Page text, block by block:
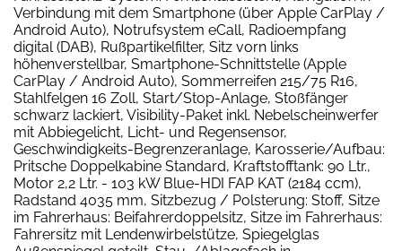
Verbindung mit dem Smartphone (über Apple CarPlay /
Android Auto), Notrufsystem eCall, Radioempfang
digital (DAB), Rußpartikelfilter, Sitz vorn links
höhenverstellbar, Smartphone-Schnittstelle (Apple
CarPlay / Android Auto), Sommerreifen 215/75 R16,
Stahlfelgen 16 Zoll, Start/Stop-Anlage, Stoßfänger
schwarz lackiert, Visibility-Paket inkl. Nebelscheinwerfer
mit Abbiegelicht, Licht- und Regensensor,
Geschwindigkeits-Begrenzeranlage, Karosserie/Aufbau:
Pritsche Doppelkabine Standard, Kraftstofftank: 90 Ltr.,
Motor 2,2 Ltr. - 103 kW Blue-HDI FAP KAT (2184 ccm),
Radstand 4035 mm, Sitzbezug / Polsterung: Stoff, Sitze
im Fahrerhaus: Beifahrerdoppelsitz, Sitze im Fahrerhaus:
Fahrersitz mit Lendenwirbelstütze, Spiegelglas